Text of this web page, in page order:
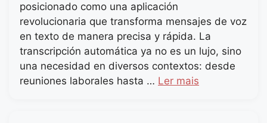
posicionado como una aplicación
revolucionaria que transforma mensajes de voz
en texto de manera precisa y rápida. La
transcripción automática ya no es un lujo, sino
una necesidad en diversos contextos: desde
reuniones laborales hasta … Ler mais